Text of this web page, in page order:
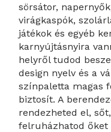
sörsátor,
virágkaspók,
játékok és egyéb
karnyújtásnyira
helyről tudod
design nyelv és a
színpaletta magas
biztosít. A
rendezheted el,
felruházhatod őket